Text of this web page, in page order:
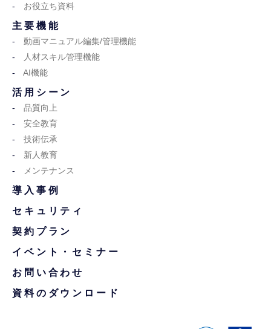
お役立ち資料
主要機能
動画マニュアル編集/管理機能
人材スキル管理機能
AI機能
活用シーン
品質向上
安全教育
技術伝承
新人教育
メンテナンス
導入事例
セキュリティ
契約プラン
イベント・セミナー
お問い合わせ
資料のダウンロード